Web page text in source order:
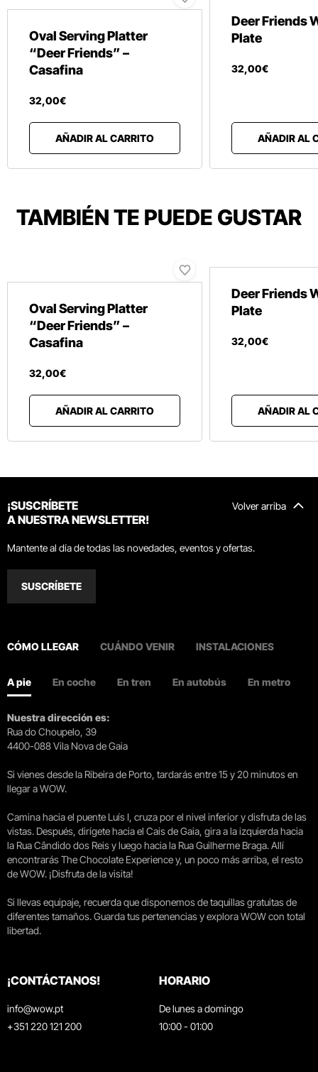
Oval Serving Platter
“Deer Friends” –
Casafina
32,00€
AÑADIR AL CARRITO
Deer Friends
Plate
32,00€
AÑADIR AL
TAMBIÉN TE PUEDE GUSTAR
Oval Serving Platter
“Deer Friends” –
Casafina
32,00€
AÑADIR AL CARRITO
Deer Friends
Plate
32,00€
AÑADIR AL
Volver arriba
¡SUSCRÍBETE
A NUESTRA NEWSLETTER!
Mantente al día de todas las novedades, eventos y ofertas.
SUSCRÍBETE
CÓMO LLEGAR CUÁNDO VENIR INSTALACIONES
A pie En coche En tren En autobús En metro
Nuestra dirección es:
Rua do Choupelo, 39
4400-088 Vila Nova de Gaia
Si vienes desde la Ribeira de Porto, tardarás entre 15 y 20 minutos en
llegar a WOW.
Camina hacia el puente Luís I, cruza por el nivel inferior y disfruta de las
vistas. Después, dirígete hacia el Cais de Gaia, gira a la izquierda hacia
la Rua Cândido dos Reis y luego hacia la Rua Guilherme Braga. Allí
encontrarás The Chocolate Experience y, un poco más arriba, el resto
de WOW. ¡Disfruta de la visita!
Si llevas equipaje, recuerda que disponemos de taquillas gratuitas de
diferentes tamaños. Guarda tus pertenencias y explora WOW con total
libertad.
¡CONTÁCTANOS!
info@wow.pt
+351 220 121 200
HORARIO
De lunes a domingo
10:00 - 01:00